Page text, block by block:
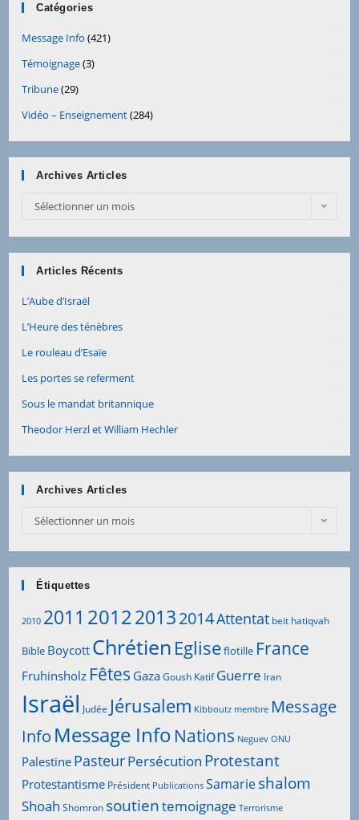
Catégories
Message Info (421)
Témoignage(3)
Tribune(29)
Vidéo – Enseignement(284)
Archives Articles
Sélectionner un mois
Articles Récents
L’Aube d’Israël
L’Heure des ténèbres
Le rouleau d’Esaïe
Les portes se referment
Sous le mandat britannique
Theodor Herzl et William Hechler
Archives Articles
Sélectionner un mois
Étiquettes
2010 2011 201220132014Attentat beit hatiqvah
Bible Boycott Chrétien Egliseflotille France
Fruhinsholz Fêtes GazaGoush Katif Guerre Iran
Israël Judée Jérusalem Kibboutz membre Message
Info Message Info Nations Neguev ONU
Palestine PasteurPersécution Protestant
Protestantisme Président Publications Samarieshalom
Shoah Shomron soutientemoignage Terrorisme